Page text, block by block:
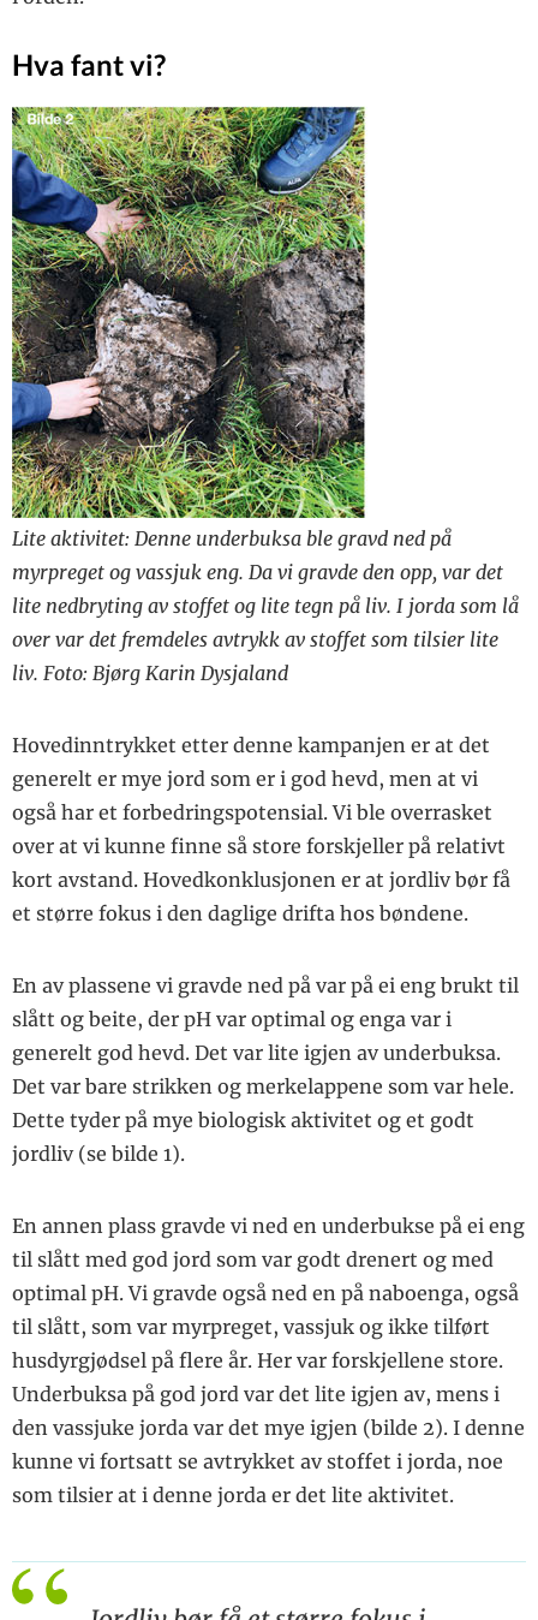
Hva fant vi?
Lite aktivitet: Denne underbuksa ble gravd ned på
myrpreget og vassjuk eng. Da vi gravde den opp, var det
lite nedbryting av stoffet og lite tegn på liv. I jorda som lå
over var det fremdeles avtrykk av stoffet som tilsier lite
liv. Foto: Bjørg Karin Dysjaland
Hovedinntrykket etter denne kampanjen er at det
generelt er mye jord som er i god hevd, men at vi
også har et for­bedringspotensial. Vi ble overrasket
over at vi kunne finne så store ­forskjeller på relativt
kort avstand. Hovedkonklusjonen er at jordliv bør få
et større fokus i den daglige drifta hos bøndene.
En av plassene vi gravde ned på var på ei eng brukt til
slått og beite, der pH var optimal og enga var i
generelt god hevd. Det var lite igjen av underbuksa.
Det var bare strikken og merkelappene som var hele.
Dette tyder på mye ­biologisk aktivitet og et godt
jordliv (se bilde 1).
En annen plass gravde vi ned en underbukse på ei eng
til slått med god jord som var godt drenert og med
optimal pH. Vi gravde også ned en på naboenga, også
til slått, som var myrpreget, ­vassjuk og ikke tilført
husdyrgjødsel på flere år. Her var forskjellene store.
Underbuksa på god jord var det lite igjen av, mens i
den vassjuke jorda var det mye igjen (bilde 2). I denne
kunne vi fortsatt se avtrykket av stoffet i jorda, noe
som tilsier at i denne jorda er det lite aktivitet.